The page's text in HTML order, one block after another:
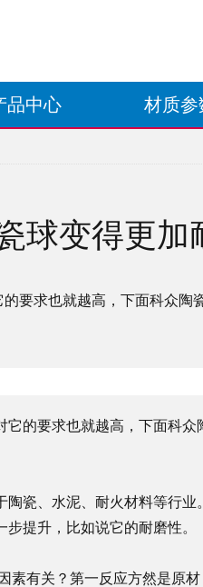
品中心 材质参
球变得更加
要求也就越高，下面科众
的要求也就越高，下面科众
陶瓷、水泥、耐火材料等行业
提升，比如说它的耐磨性。
素有关？第一反应方然是原材